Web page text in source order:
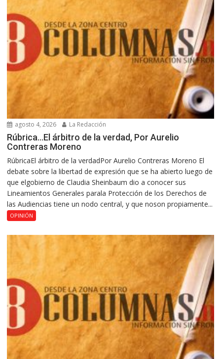
agosto 4, 2026 La Redacción
Rúbrica…El árbitro de la verdad, Por Aurelio
Contreras Moreno
RúbricaEl árbitro de la verdadPor Aurelio Contreras Moreno El
debate sobre la libertad de expresión que se ha abierto luego de
que elgobierno de Claudia Sheinbaum dio a conocer sus
Lineamientos Generales parala Protección de los Derechos de
las Audiencias tiene un nodo central, y que noson propiamente...
OPINIÓN